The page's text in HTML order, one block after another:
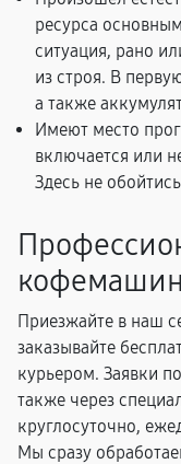
ресурса
ситуация, рано
из строя. В
а также
Имеют место
включается или
Здесь не
Приезжайте в наш
заказывайте
курьером. Заявки
также через
круглосуточно,
Мы сразу